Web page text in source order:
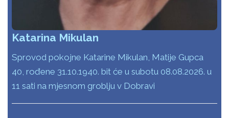
Katarina Mikulan
Sprovod pokojne Katarine Mikulan, Matije Gupca
40, rođene 31.10.1940. bit će u subotu 08.08.2026. u
11 sati na mjesnom groblju v Dobravi